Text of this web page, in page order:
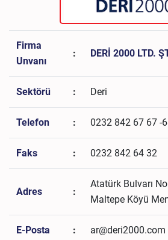
Firma
Unvanı
: DERİ 2000 LTD.
Sektörü : Deri
Telefon : 0232 842 67 67 -
Faks : 0232 842 64 32
Adres :
Atatürk Bulvarı
Maltepe Köyü
E-Posta : ar@deri2000.com